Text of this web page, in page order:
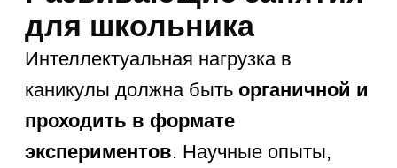
может быть бисероплетение,
выжигание по дереву или даже
шахматы. Всегда предлагайте выбор,
чтобы занять неусидчивого непоседу.